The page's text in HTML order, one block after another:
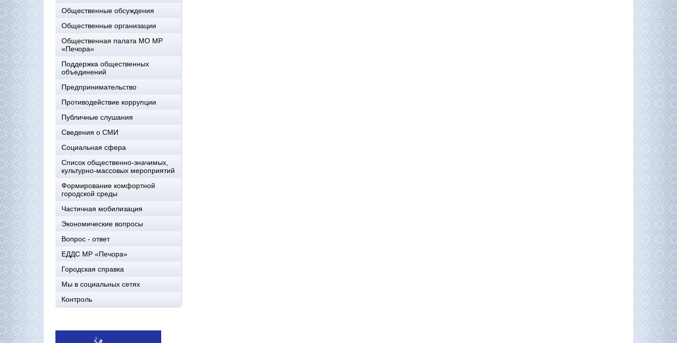
Общественные обсуждения
Общественные организации
Общественная палата МО МР
«Печора»
Поддержка общественных
объединений
Предпринимательство
Противодействие коррупции
Публичные слушания
Сведения о СМИ
Социальная сфера
Список общественно-значимых,
культурно-массовых мероприятий
Формирование комфортной
городской среды
Частичная мобилизация
Экономические вопросы
Вопрос - ответ
ЕДДС МР «Печора»
Городская справка
Мы в социальных сетях
Контроль